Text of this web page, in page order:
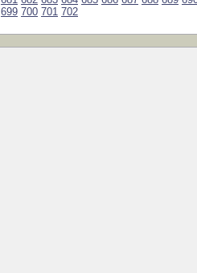
699 700 701 702